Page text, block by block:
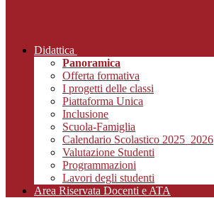
Didattica
Panoramica
Offerta formativa
I progetti delle classi
Piattaforma Unica
Inclusione
Scuola-Famiglia
Calendario Scolastico 2025_2026
Valutazione Studenti
Programmazioni
Lavori degli studenti
Area Riservata Docenti e ATA